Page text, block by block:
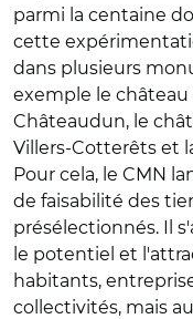
parmi la centaine
cette
dans plusieurs
exemple le château
Châteaudun, le
Villers-Cotterêts et
Pour cela, le CMN
de faisabilité des
présélectionnés. Il
le potentiel et
habitants,
collectivités, mais